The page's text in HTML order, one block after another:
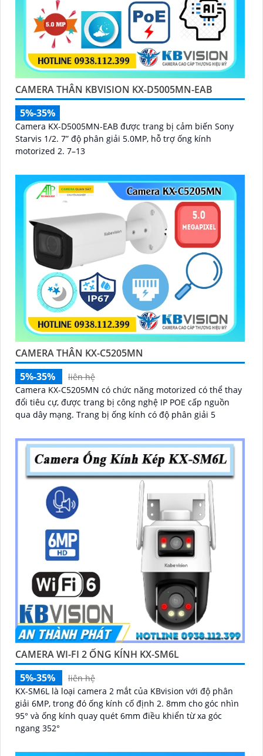
CAMERA THÂN KBVISION KX-D5005MN-EAB
5%-35%
Camera KX-D5005MN-EAB được trang bị cảm biến Sony
Starvis 1/2. 7” độ phân giải 5.0MP, hỗ trợ ống kính
motorized 2. 7–13
CAMERA THÂN KX-C5205MN
5%-35%
liên hệ
Camera KX-C5205MN có chức năng motorized có thể thay
đổi tiêu cự, được trang bị công nghệ IP POE cấp nguồn
qua dây mạng. Trang bị ống kính có độ phân giải 5
CAMERA WI-FI 2 ỐNG KÍNH KX-SM6L
5%-35%
liên hệ
KX-SM6L là loại camera 2 mắt của KBvision với độ phân
giải 6MP, trong đó ống kính cố định 2. 8mm cho góc nhìn
95° và ống kính quay quét 6mm điều khiển từ xa góc
ngang 352°